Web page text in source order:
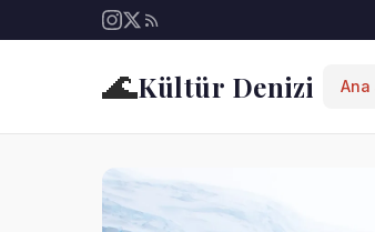
🌊Kültür Denizi Ana